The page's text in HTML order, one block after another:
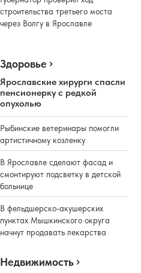
строительства третьего моста
через Волгу в Ярославле
Здоровье
Ярославские хирурги спасли
пенсионерку с редкой
опухолью
Рыбинские ветеринары помогли
артистичному козленку
В Ярославле сделают фасад и
смонтируют подсветку в детской
больнице
В фельдшерско-акушерских
пунктах Мышкинского округа
начнут продавать лекарства
Недвижимость